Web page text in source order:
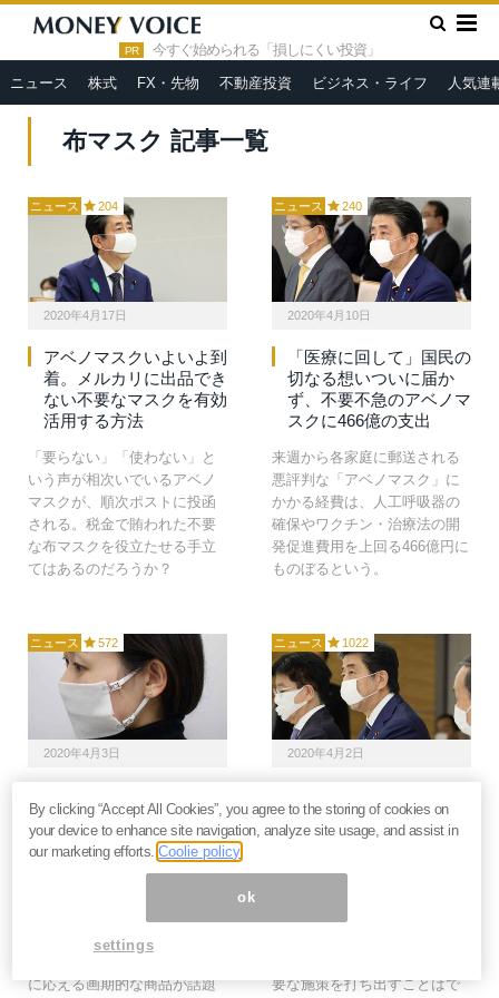
PR 今すぐ始められる「損しにくい投資」
ニュース 株式 FX・先物 不動産投資 ビジネス・ライフ 人気連
HOME » 布マスク
布マスク 記事一覧
ニュース 204
2020年4月17日
アベノマスクいよいよ到
着。メルカリに出品でき
ない不要なマスクを有効
活用する方法
「要らない」「使わない」と
いう声が相次いでいるアベノ
マスクが、順次ポストに投函
される。税金で賄われた不要
な布マスクを役立たせる手立
てはあるのだろうか？
ニュース 240
2020年4月10日
「医療に回して」国民の
切なる想いついに届か
ず、不要不急のアベノマ
スクに466億の支出
来週から各家庭に郵送される
悪評判な「アベノマスク」に
かかる経費は、人工呼吸器の
確保やワクチン・治療法の開
発促進費用を上回る466億円に
ものぼるという。
ニュース 572
2020年4月3日
的！大人も子どもも、何
度でも使える「なんでも
マスク」が話題
スクか”と世界中で嘲笑の的と
に応える画期的な商品が話題
ニュース 1022
2020年4月2日
い、現金給付を！政府配
布の“給食当番風”布マス
要な施策を打ち出すことはで
By clicking “Accept All Cookies”, you agree to the storing of cookies on
your device to enhance site navigation, analyze site usage, and assist in
our marketing efforts.Coolie policy
ok
settings